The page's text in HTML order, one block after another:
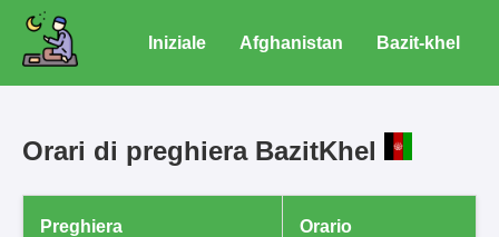
Iniziale Afghanistan Bazit-khel
Orari di preghiera BazitKhel
Preghiera Orario